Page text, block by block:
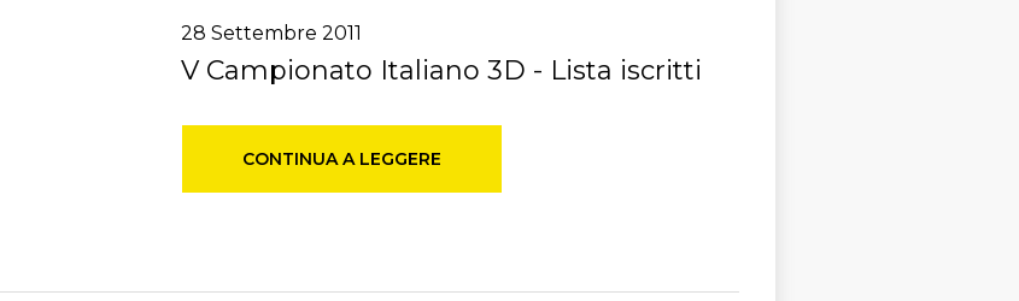
28 Settembre 2011
V Campionato Italiano 3D - Lista iscritti
CONTINUA A LEGGERE